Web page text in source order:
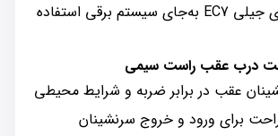
بعضی از تیپ‌های جیلی EC7 به‌جای سیستم برقی استفاده
درب عقب راست سیمی
عقب در برابر ضربه و شرایط محیطی
برای ورود و خروج سرنشینان